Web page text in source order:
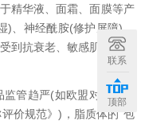
精华液、面霜、面膜等产
、神经酰胺(修护屏障)、
到抗衰老、敏感肌修复等
监管趋严(如欧盟对纳米材
价规范》)，脂质体的“包
联系
顶部